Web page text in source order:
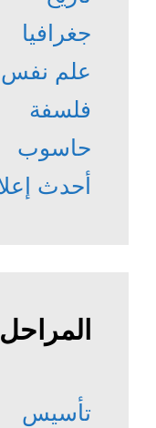
جغرافيا
علم نفس
فلسفة
حاسوب
أحدث
تأسيس